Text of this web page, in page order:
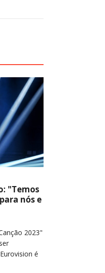
"Temos
nós e
2023"
é